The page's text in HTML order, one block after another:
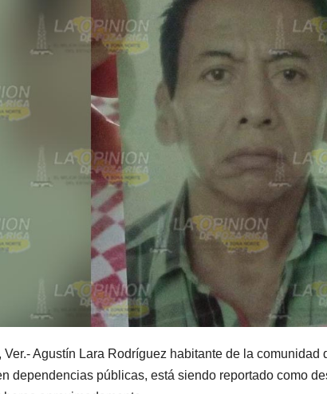
Ver.- Agustín Lara Rodríguez habitante de la
dependencias públicas, está siendo reportado como